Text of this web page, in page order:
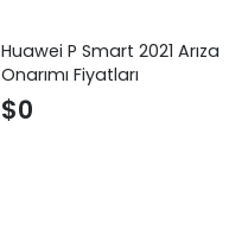
Huawei P Smart 2021 Arıza
Onarımı Fiyatları
$0